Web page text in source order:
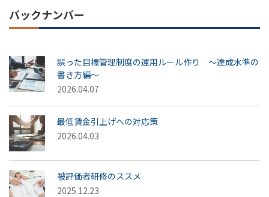
バックナンバー
誤った目標管理制度の運用ルール作り ～達成水準の
書き方編～
2026.04.07
最低賃金引上げへの対応策
2026.04.03
被評価者研修のススメ
2025.12.23